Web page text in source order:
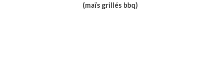
(maïs grillés bbq)